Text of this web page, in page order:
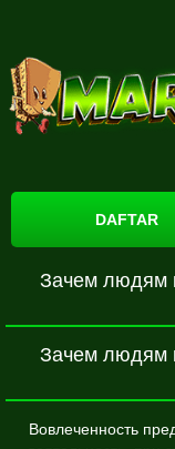
DAFTAR
Зачем людям
Зачем людям
Вовлеченность